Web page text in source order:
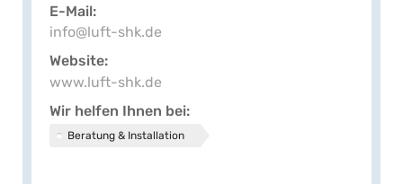
E-Mail
info@luft-shk.de
Website
www.luft-shk.de
Wir helfen Ihnen bei
Beratung & Installation